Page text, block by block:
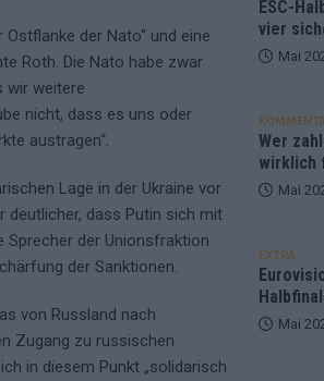
der Nato“ und eine
Roth. Die Nato habe zwar
wir weitere
nicht, dass es uns oder
austragen“.
Lage in der Ukraine vor
deutlicher, dass Putin sich mit
Sprecher der Unionsfraktion
der Sanktionen.
von Russland nach
Zugang zu russischen
in diesem Punkt „solidarisch
ESC-
vier
Mai
Wer
wirklich
Mai
EXTRA
Mai